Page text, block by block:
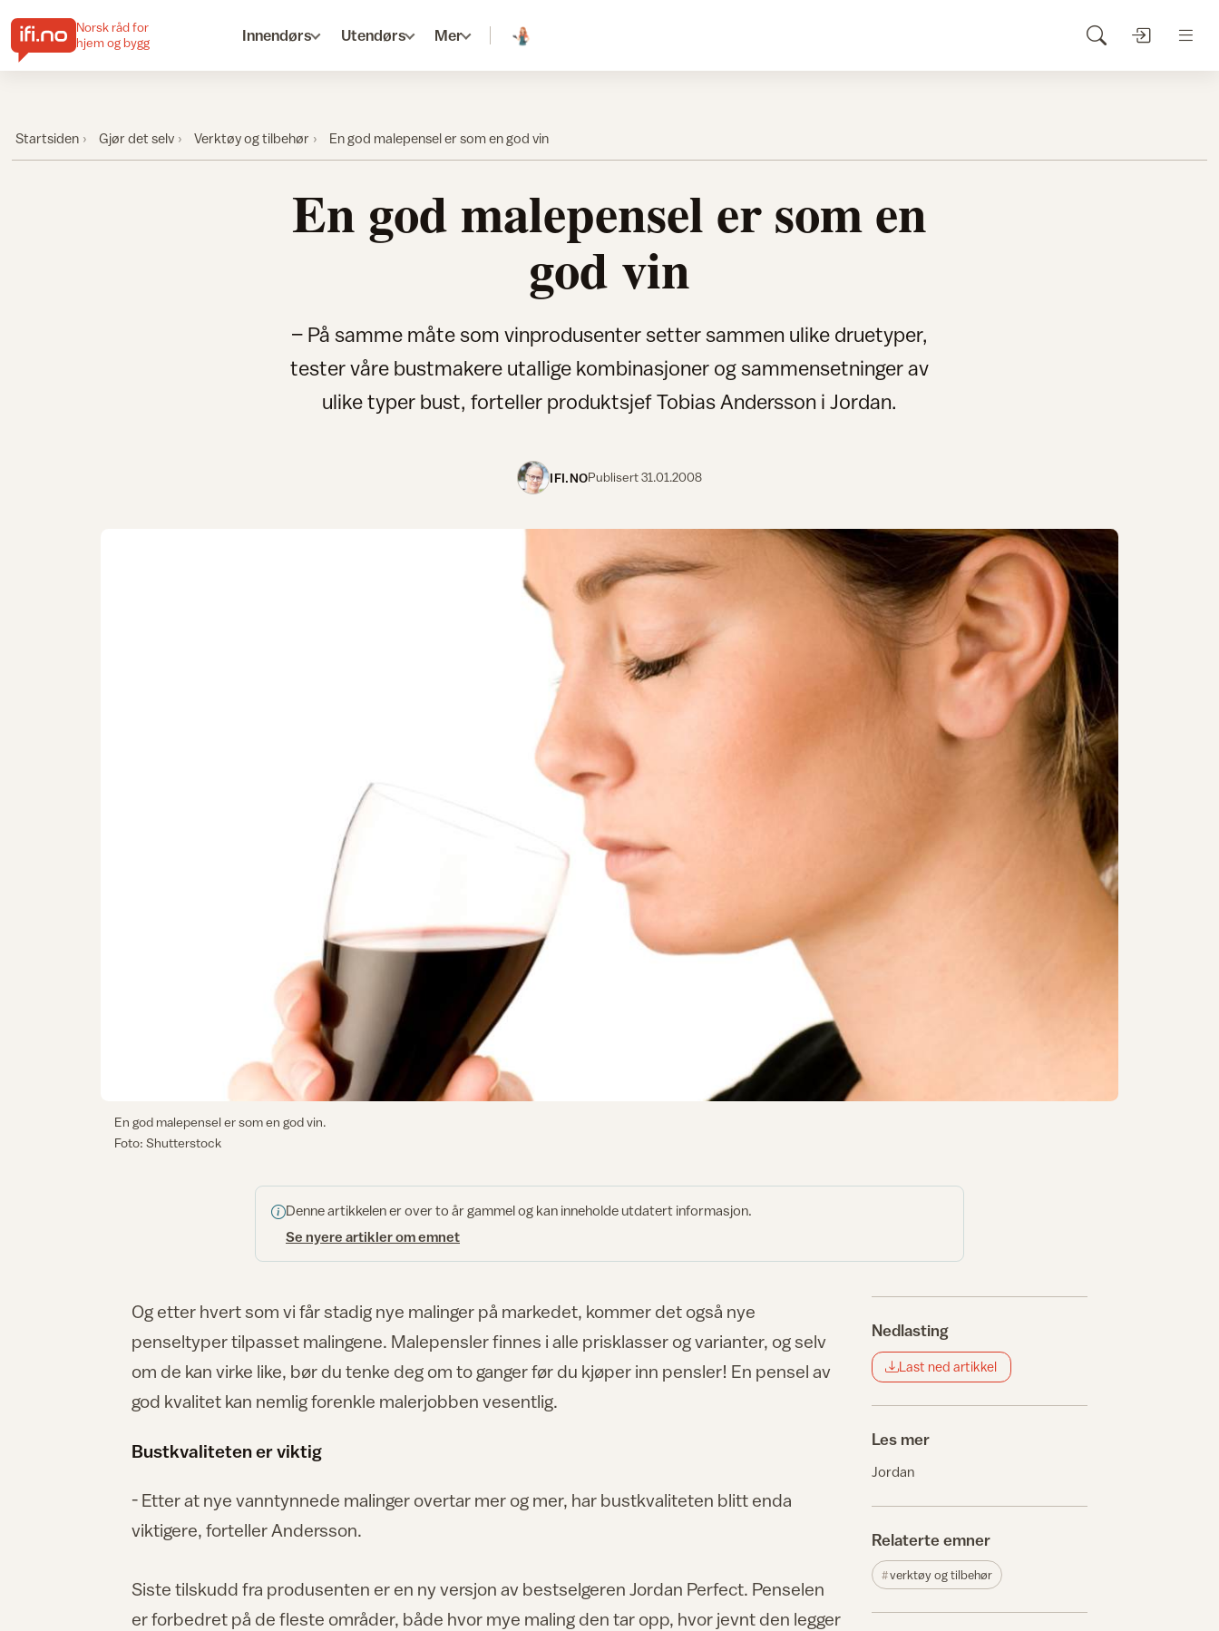
Norsk råd for
hjem og bygg
Innendørs Utendørs Mer
Startsiden Gjør det selv Verktøy og tilbehør En god malepensel er som en god vin
En god malepensel er som en
god vin
– På samme måte som vinprodusenter setter sammen ulike druetyper,
tester våre bustmakere utallige kombinasjoner og sammensetninger av
ulike typer bust, forteller produktsjef Tobias Andersson i Jordan.
IFI.NOPublisert31.01.2008
En god malepensel er som en god vin.
Foto: Shutterstock
Denne artikkelen er over to år gammel og kan inneholde utdatert informasjon.
Se nyere artikler om emnet
Og etter hvert som vi får stadig nye malinger på markedet, kommer det også nye
penseltyper tilpasset malingene. Malepensler finnes i alle prisklasser og varianter, og selv
om de kan virke like, bør du tenke deg om to ganger før du kjøper inn pensler! En pensel av
god kvalitet kan nemlig forenkle malerjobben vesentlig.
Bustkvaliteten er viktig
- Etter at nye vanntynnede malinger overtar mer og mer, har bustkvaliteten blitt enda
viktigere, forteller Andersson.
Siste tilskudd fra produsenten er en ny versjon av bestselgeren Jordan Perfect. Penselen
er forbedret på de fleste områder, både hvor mye maling den tar opp, hvor jevnt den legger
Nedlasting
Last ned artikkel
Les mer
Jordan
Relaterte emner
verktøy og tilbehør